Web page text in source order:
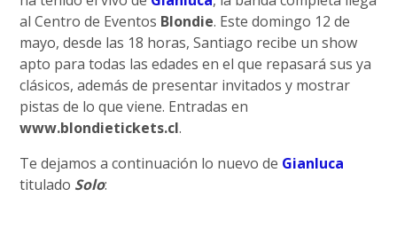
al Centro de Eventos Blondie. Este domingo 12 de
mayo, desde las 18 horas, Santiago recibe un show
apto para todas las edades en el que repasará sus ya
clásicos, además de presentar invitados y mostrar
pistas de lo que viene. Entradas en
www.blondietickets.cl.
Te dejamos a continuación lo nuevo de Gianluca
titulado Solo: